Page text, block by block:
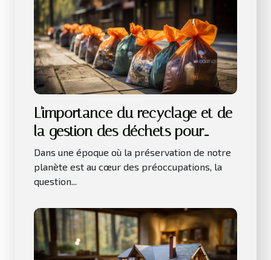
L'importance du recyclage et de
la gestion des déchets pour
l'environnement
Dans une époque où la préservation de notre
planète est au cœur des préoccupations, la
question...